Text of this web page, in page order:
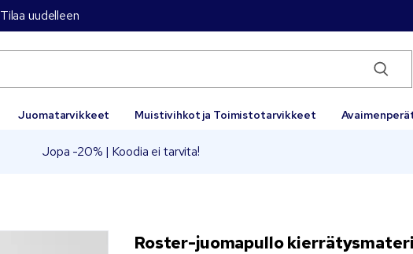
Tilaa uudelleen
Juomatarvikkeet Muistivihkot ja Toimistotarvikkeet
Jopa -20% | Koodia ei tarvita!
Roster-juomapullo